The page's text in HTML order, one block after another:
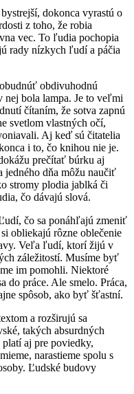
dokonca vyrastú o
z toho, že robia
vec. To ľudia pochopia
rady nízkych ľudí a páčia
obdivuhodnú
nej bola lampa. Je to veľmi
čítaním, že sotva zapnú
svetlom vlastných očí,
Aj keď sú čitatelia
i to, čo knihou nie je.
prečítať búrku aj
jedného dňa môžu naučiť
stromy plodia jablká či
čo dávajú slová.
čo sa ponáhľajú zmeniť
obliekajú rôzne oblečenie
Veľa ľudí, ktorí žijú v
záležitostí. Musíme byť
im pomohli. Niektoré
do práce. Ale smelo. Práca,
spôsob, ako byť šťastní.
a rozširujú sa
takých absurdných
platí aj pre poviedky,
narastieme spolu s
Ľudské budovy